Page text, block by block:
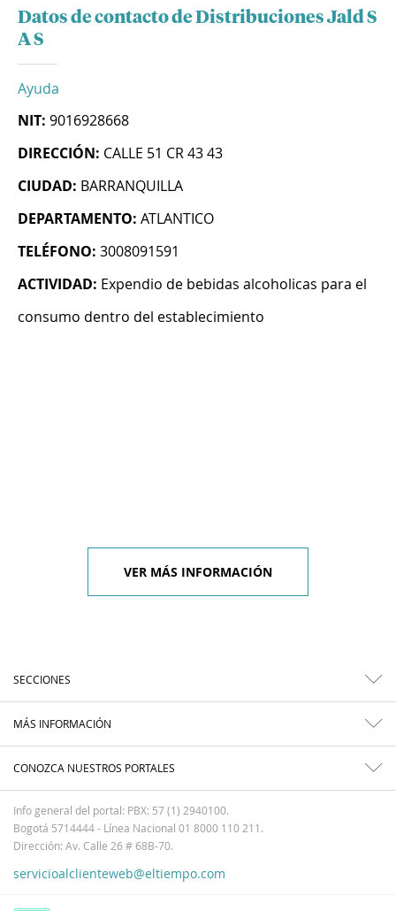
Datos de contacto de Distribuciones Jald S
A S
Ayuda
NIT: 9016928668
DIRECCIÓN: CALLE 51 CR 43 43
CIUDAD: BARRANQUILLA
DEPARTAMENTO: ATLANTICO
TELÉFONO: 3008091591
ACTIVIDAD: Expendio de bebidas alcoholicas para el
consumo dentro del establecimiento
VER MÁS INFORMACIÓN
SECCIONES
MÁS INFORMACIÓN
CONOZCA NUESTROS PORTALES
Info general del portal: PBX: 57 (1) 2940100.
Bogotá 5714444 - Línea Nacional 01 8000 110 211.
Dirección: Av. Calle 26 # 68B-70.
servicioalclienteweb@eltiempo.com